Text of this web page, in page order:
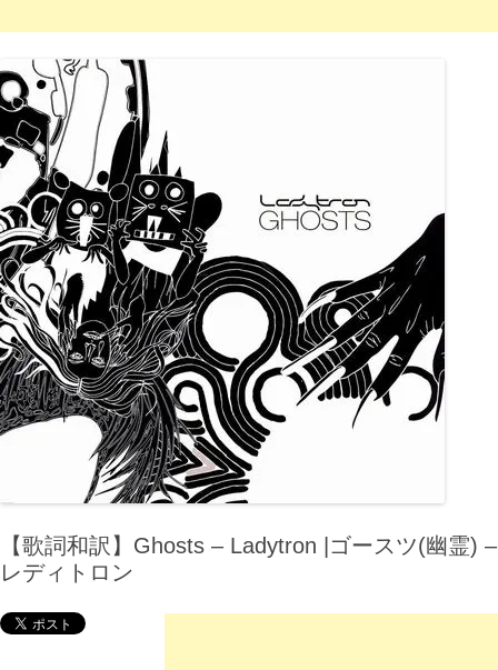
【歌詞和訳】Ghosts – Ladytron |ゴースツ(幽霊) –
レディトロン